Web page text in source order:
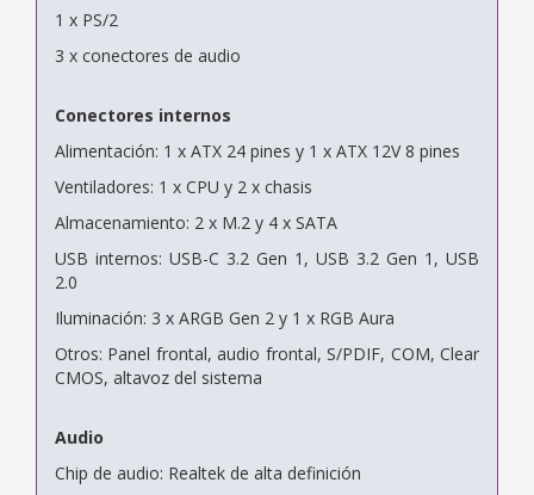
1 x PS/2
3 x conectores de audio
Conectores internos
Alimentación: 1 x ATX 24 pines y 1 x ATX 12V 8 pines
Ventiladores: 1 x CPU y 2 x chasis
Almacenamiento: 2 x M.2 y 4 x SATA
USB internos: USB-C 3.2 Gen 1, USB 3.2 Gen 1, USB
2.0
Iluminación: 3 x ARGB Gen 2 y 1 x RGB Aura
Otros: Panel frontal, audio frontal, S/PDIF, COM, Clear
CMOS, altavoz del sistema
Audio
Chip de audio: Realtek de alta definición